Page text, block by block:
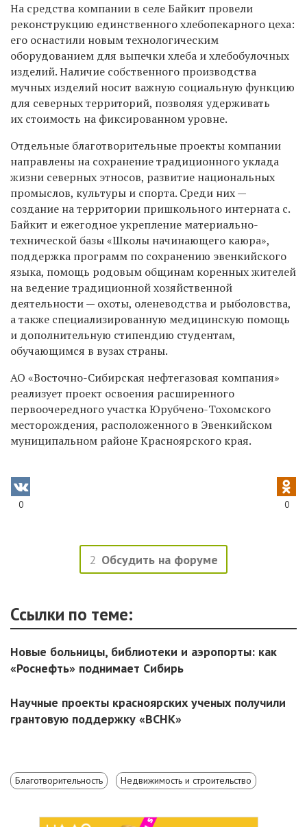
На средства компании в селе Байкит провели
реконструкцию единственного хлебопекарного цеха:
его оснастили новым технологическим
оборудованием для выпечки хлеба и хлебобулочных
изделий. Наличие собственного производства
мучных изделий носит важную социальную функцию
для северных территорий, позволяя удерживать
их стоимость на фиксированном уровне.
Отдельные благотворительные проекты компании
направлены на сохранение традиционного уклада
жизни северных этносов, развитие национальных
промыслов, культуры и спорта. Среди них —
создание на территории пришкольного интерната с.
Байкит и ежегодное укрепление материально-
технической базы «Школы начинающего каюра»,
поддержка программ по сохранению эвенкийского
языка, помощь родовым общинам коренных жителей
на ведение традиционной хозяйственной
деятельности — охоты, оленеводства и рыболовства,
а также специализированную медицинскую помощь
и дополнительную стипендию студентам,
обучающимся в вузах страны.
АО «Восточно-Сибирская нефтегазовая компания»
реализует проект освоения расширенного
первоочередного участка Юрубчено-Тохомского
месторождения, расположенного в Эвенкийском
муниципальном районе Красноярского края.
0 0
2 Обсудить на форуме
Ссылки по теме:
Новые больницы, библиотеки и аэропорты: как
«Роснефть» поднимает Сибирь
Научные проекты красноярских ученых получили
грантовую поддержку «ВСНК»
Благотворительность Недвижимость и строительство